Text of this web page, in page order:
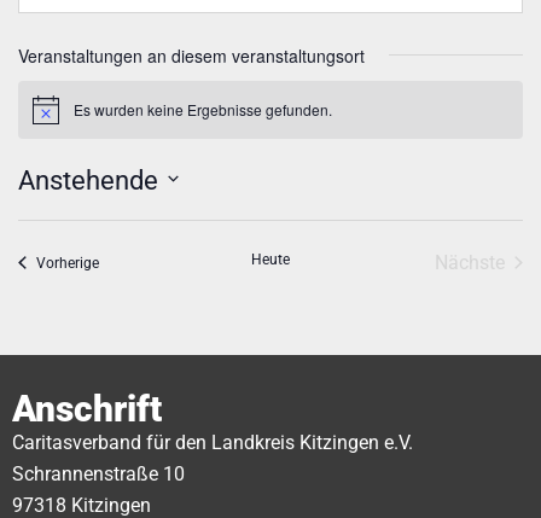
Veranstaltungen an diesem veranstaltungsort
HinweisEs wurden keine Ergebnisse gefunden.
Anstehende
wählen.
VorherigeVeranstaltungen Heute Nächste
Anschrift
Caritasverband für den Landkreis Kitzingen e.V.
Schrannenstraße 10
97318 Kitzingen